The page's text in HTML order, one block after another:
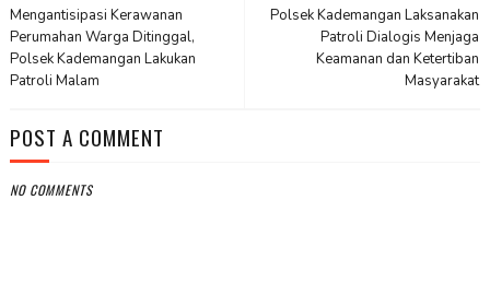
Polsek Kademangan Laksanakan
Patroli Dialogis Menjaga
Keamanan dan Ketertiban
Masyarakat
Mengantisipasi Kerawanan
Perumahan Warga Ditinggal,
Polsek Kademangan Lakukan
Patroli Malam
POST A COMMENT
NO COMMENTS